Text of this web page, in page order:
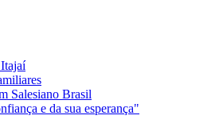
Salesiano Brasil
e da sua esperança"